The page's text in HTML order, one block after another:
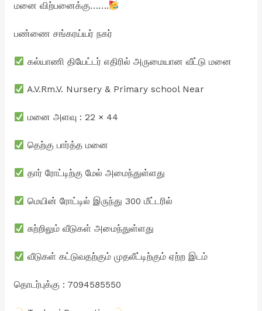
மனை விற்பனைக்கு…….
பண்ணை சங்கரய்யர் நகர்
கல்யாணி தியேட்டர் எதிரில் அருமையான வீட்டு மனை
A.V.Rm.V. Nursery & Primary school Near
மனை அளவு : 22 × 44
தெற்கு பார்த்த மனை
தார் ரோட்டிற்கு மேல் அமைந்துள்ளது
மெயின் ரோட்டில் இருந்து 300 மீட்டரில்
சுற்றிலும் வீடுகள் அமைந்துள்ளது
வீடுகள் கட்டுவதற்கும் முதலீட்டிற்கும் ஏற்ற இடம்
தொடர்புக்கு : 7094585550